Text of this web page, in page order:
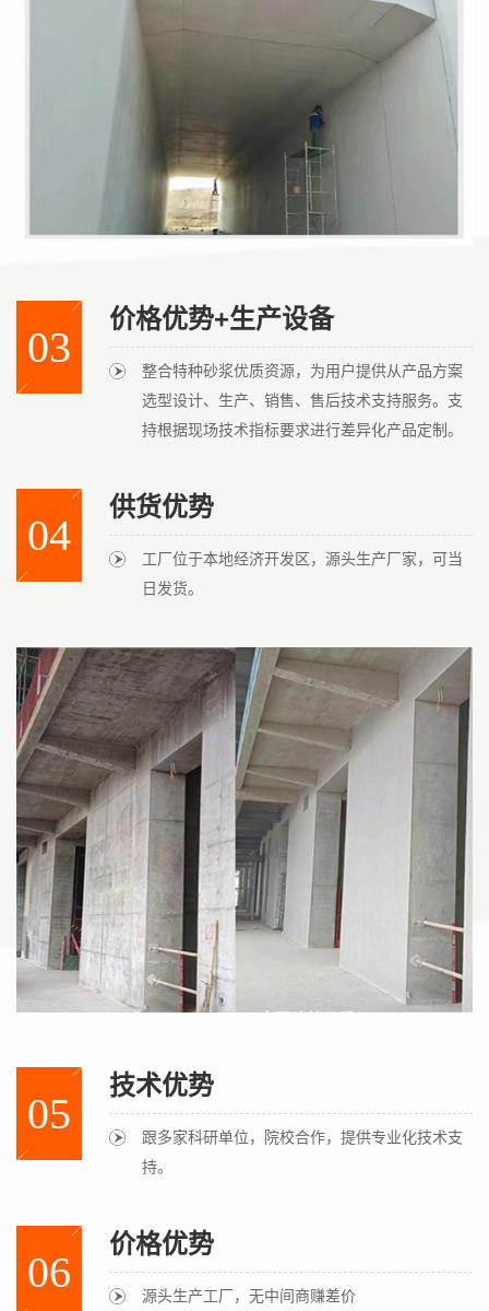
03
价格优势+生产设备
整合特种砂浆优质资源，为用户提供从产品方案
选型设计、生产、销售、售后技术支持服务。支
持根据现场技术指标要求进行差异化产品定制。
04
供货优势
工厂位于本地经济开发区，源头生产厂家，可当
日发货。
05
技术优势
跟多家科研单位，院校合作，提供专业化技术支
持。
06
价格优势
源头生产工厂，无中间商赚差价